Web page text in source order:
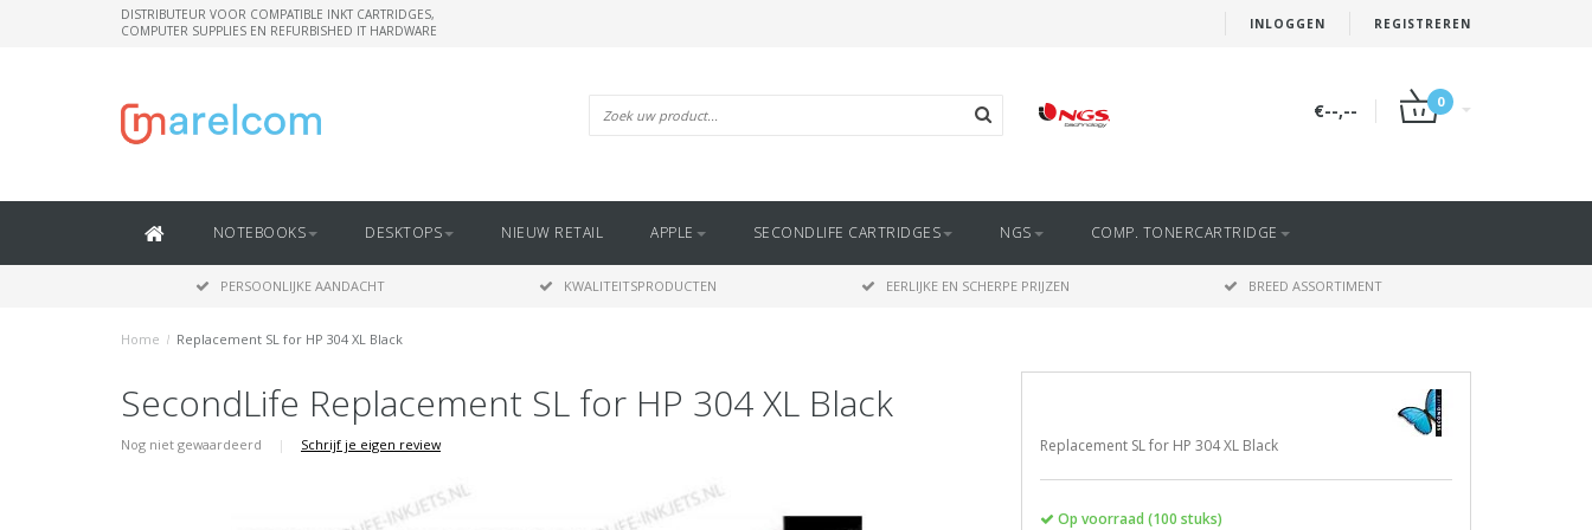
INLOGGEN REGISTREREN
DISTRIBUTEUR VOOR COMPATIBLE INKT CARTRIDGES,
COMPUTER SUPPLIES EN REFURBISHED IT HARDWARE
€--,-- 0
NOTEBOOKS DESKTOPS NIEUW RETAIL APPLE SECONDLIFE CARTRIDGES NGS COMP. TONERCARTRIDGE
PERSOONLIJKE AANDACHT KWALITEITSPRODUCTEN EERLIJKE EN SCHERPE PRIJZEN BREED ASSORTIMENT
Home / Replacement SL for HP 304 XL Black
SecondLife Replacement SL for HP 304 XL Black
Nog niet gewaardeerd | Schrijf je eigen review Replacement SL for HP 304 XL Black
Op voorraad (100 stuks)